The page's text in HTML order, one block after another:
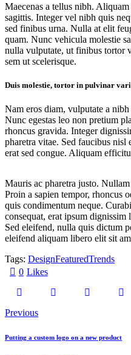
Maecenas a tellus nibh.
sagittis. Integer vel nibh quis
sed finibus urna. Nulla at elit
quam. Nunc vehicula molestie
nulla vulputate, ut finibus tortor
sem ut scelerisque.
Duis molestie, tortor in pulvinar
Nam eros diam, vulputate a
Nunc egestas leo non pretium
rhoncus gravida. Integer
pharetra vitae. Sed faucibus
erat sed congue. Aliquam
Mauris ac pharetra justo.
Proin a sapien tempor, rhoncus
quis condimentum neque.
consequat, erat ipsum
Sed eleifend, nulla quis dictum
eleifend aliquam libero elit sit
Tags: DesignFeaturedTrends
0 Likes
Previous
Putting a custom logo on a new product